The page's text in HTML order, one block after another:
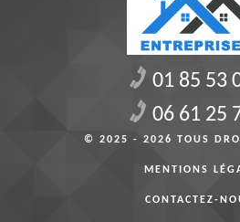
01 85 53
06 61 25
© 2025 - 2026 TOUS
MENTIONS
CONTACTEZ-